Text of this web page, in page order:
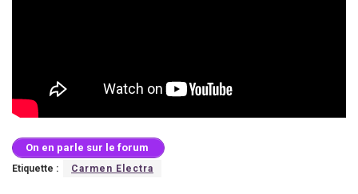
On en parle sur le forum
Etiquette : Carmen Electra